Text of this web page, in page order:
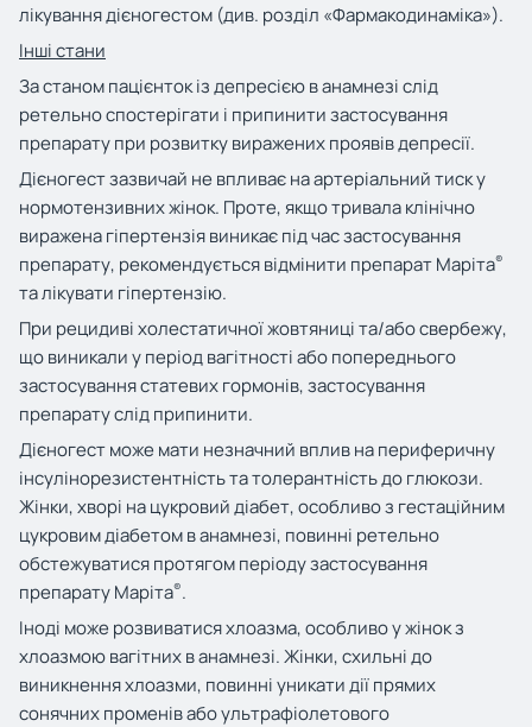
лікування дієногестом (див. розділ «Фармакодинаміка»).
Інші стани
За станом пацієнток із депресією в анамнезі слід
ретельно спостерігати і припинити застосування
препарату при розвитку виражених проявів депресії.
Дієногест зазвичай не впливає на артеріальний тиск у
нормотензивних жінок. Проте, якщо тривала клінічно
виражена гіпертензія виникає під час застосування
препарату, рекомендується відмінити препарат Маріта®
та лікувати гіпертензію.
При рецидиві холестатичної жовтяниці та/або свербежу,
що виникали у період вагітності або попереднього
застосування статевих гормонів, застосування
препарату слід припинити.
Дієногест може мати незначний вплив на периферичну
інсулінорезистентність та толерантність до глюкози.
Жінки, хворі на цукровий діабет, особливо з гестаційним
цукровим діабетом в анамнезі, повинні ретельно
обстежуватися протягом періоду застосування
препарату Маріта®.
Іноді може розвиватися хлоазма, особливо у жінок з
хлоазмою вагітних в анамнезі. Жінки, схильні до
виникнення хлоазми, повинні уникати дії прямих
сонячних променів або ультрафіолетового